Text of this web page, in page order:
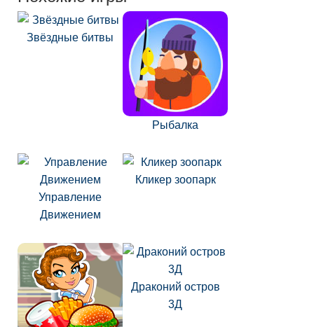
Звёздные битвы
Рыбалка
Управление
Движением
Кликер зоопарк
Драконий остров
3Д